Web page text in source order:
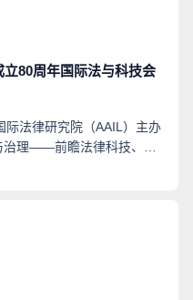
80周年国际法与科技会
际法律研究院（AAIL）主办
治理——前瞻法律科技、人
7月4日在香港JW万豪酒店